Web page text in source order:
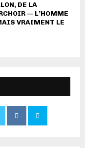
DE LA
— L’HOMME
VRAIMENT LE